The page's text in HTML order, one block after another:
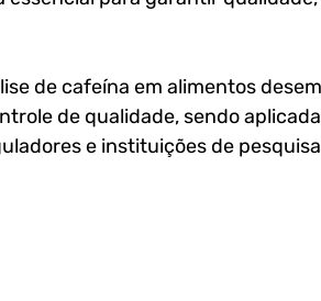
de cafeína em alimentos
de qualidade, sendo
e instituições de